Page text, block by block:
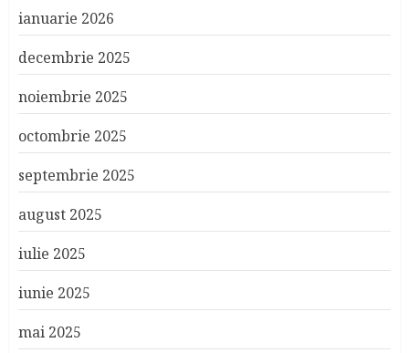
ianuarie 2026
decembrie 2025
noiembrie 2025
octombrie 2025
septembrie 2025
august 2025
iulie 2025
iunie 2025
mai 2025